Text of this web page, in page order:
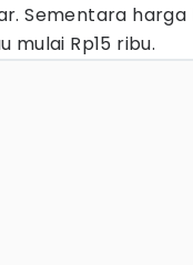
Sementara harga
mulai Rp15 ribu.